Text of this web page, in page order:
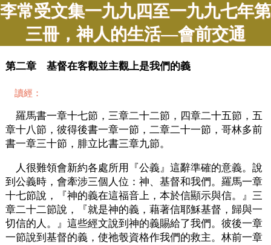
李常受文集一九九四至一九九七年第
三冊，神人的生活—會前交通
第二章 基督在客觀並主觀上是我們的義
讀經：
羅馬書一章十七節，三章二十二節，四章二十五節，五
章十八節，彼得後書一章一節，二章二十一節，哥林多前
書一章三十節，腓立比書三章九節。
人很難領會新約各處所用『公義』這辭準確的意義。說
到公義時，會牽涉三個人位：神、基督和我們。羅馬一章
十七節說，『神的義在這福音上，本於信顯示與信。』三
章二十二節說，『就是神的義，藉著信耶穌基督，歸與一
切信的人。』這些經文說到神的義賜給了我們。彼後一章
一節說到基督的義，使祂彀資格作我們的救主。林前一章